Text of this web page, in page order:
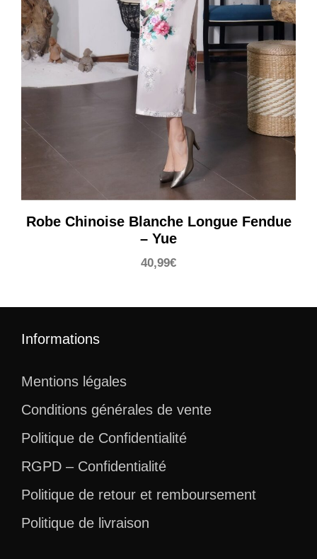
Robe Chinoise Blanche Longue Fendue
– Yue
40,99€
Informations
Mentions légales
Conditions générales de vente
Politique de Confidentialité
RGPD – Confidentialité
Politique de retour et remboursement
Politique de livraison